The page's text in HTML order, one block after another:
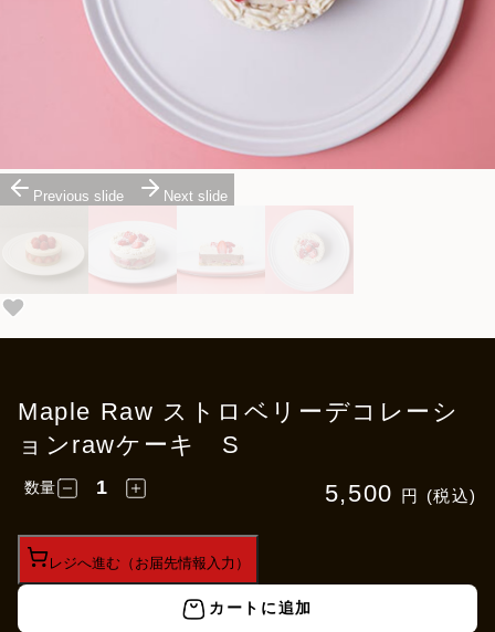
Previous slide Next slide
Maple Raw ストロベリーデコレーシ
ョンrawケーキ S
5,500 円 (税込)
数量
レジへ進む（お届先情報入力）
カートに追加